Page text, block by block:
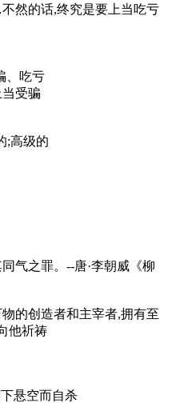
然的话,终究是要上当吃亏
、吃亏
受骗
;高级的
气之罪。--唐·李朝威《柳
的创造者和主宰者,拥有至
他祈祷
悬空而自杀